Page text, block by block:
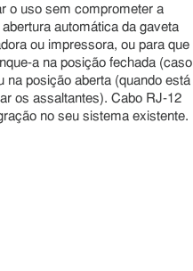
o uso sem comprometer a
automática da gaveta
ou impressora, ou para que
a na posição fechada (caso
na posição aberta (quando está
os assaltantes). Cabo RJ-12
no seu sistema existente.